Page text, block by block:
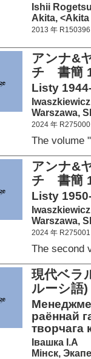
Ishii
Akita,
2013 年 R150396
アンナ&
チ 書簡
Listy
Warszawa,
2024 年 R275000
The volume
アンナ&
チ 書簡
Listy
Warszawa,
2024 年 R275001
The second
現代ベラ
ルーシ語)
раённай
творчага
Iвашка I.А
Мiнск,